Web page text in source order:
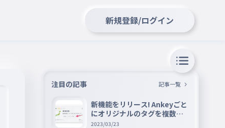
新規登録/ログイン
注目の記事 記事一覧
新機能をリリース! Ankeyごと
にオリジナルのタグを複数設
定できる『タグ機能』を紹介
2023/03/23